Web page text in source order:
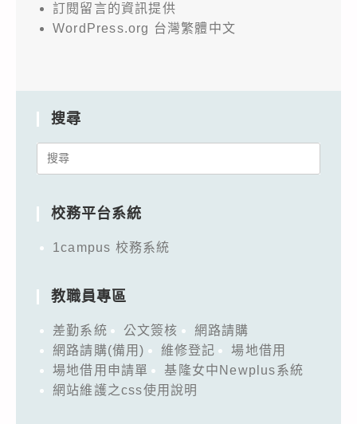
訂閱留言的資訊提供
WordPress.org 台灣繁體中文
搜尋
Search
校務平台系統
1campus 校務系統
教職員專區
差勤系統 公文簽核
網路請購
網路請購(備用)
維修登記
場地借用
場地借用申請單
基隆女中Newplus系統
網站維護之css使用說明